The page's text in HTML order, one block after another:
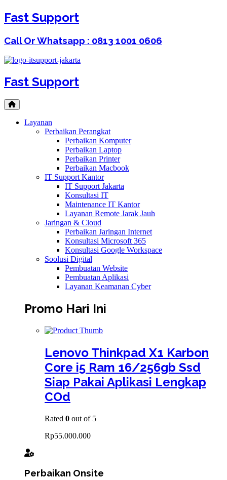
Fast Support
Call Or Whatsapp : 0813 1001 0606
Fast Support
Layanan
Perbaikan Perangkat
Perbaikan Komputer
Perbaikan Laptop
Perbaikan Printer
Perbaikan Macbook
IT Support Kantor
IT Support Jakarta
Konsultasi IT
Maintenance IT Kantor
Layanan Remote Jarak Jauh
Jaringan & Cloud
Perbaikan Jaringan Internet
Konsultasi Microsoft 365
Konsultasi Google Workspace
Soolusi Digital
Pembuatan Website
Pembuatan Aplikasi
Layanan Keamanan Cyber
Promo Hari Ini
Lenovo Thinkpad X1 Karbon
Core i5 Ram 16/256gb Ssd
Siap Pakai Aplikasi Lengkap
COd
Rated 0 out of 5
Rp55.000.000
Perbaikan Onsite